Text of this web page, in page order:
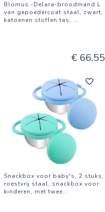
Blomus -Delara-broodmand L
van gepoedercoat staal, zwart,
katoenen stoffen tas, ...
€ 66,55
Snackbox voor baby's, 2 stuks,
roestvrij staal, snackbox voor
kinderen, met twee...